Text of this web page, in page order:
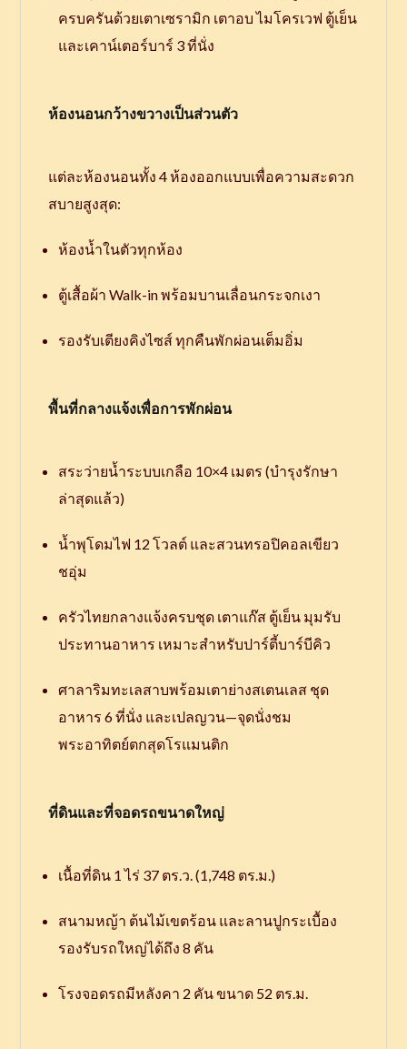
ครบครันด้วยเตาเซรามิก เตาอบ ไมโครเวฟ ตู้เย็น
และเคาน์เตอร์บาร์ 3 ที่นั่ง
ห้องนอนกว้างขวางเป็นส่วนตัว
แต่ละห้องนอนทั้ง 4 ห้องออกแบบเพื่อความสะดวก
สบายสูงสุด:
ห้องน้ำในตัวทุกห้อง
ตู้เสื้อผ้า Walk-in พร้อมบานเลื่อนกระจกเงา
รองรับเตียงคิงไซส์ ทุกคืนพักผ่อนเต็มอิ่ม
พื้นที่กลางแจ้งเพื่อการพักผ่อน
สระว่ายน้ำระบบเกลือ 10×4 เมตร (บำรุงรักษา
ล่าสุดแล้ว)
น้ำพุโดมไฟ 12 โวลต์ และสวนทรอปิคอลเขียว
ชอุ่ม
ครัวไทยกลางแจ้งครบชุด เตาแก๊ส ตู้เย็น มุมรับ
ประทานอาหาร เหมาะสำหรับปาร์ตี้บาร์บีคิว
ศาลาริมทะเลสาบพร้อมเตาย่างสเตนเลส ชุด
อาหาร 6 ที่นั่ง และเปลญวน—จุดนั่งชม
พระอาทิตย์ตกสุดโรแมนติก
ที่ดินและที่จอดรถขนาดใหญ่
เนื้อที่ดิน 1 ไร่ 37 ตร.ว. (1,748 ตร.ม.)
สนามหญ้า ต้นไม้เขตร้อน และลานปูกระเบื้อง
รองรับรถใหญ่ได้ถึง 8 คัน
โรงจอดรถมีหลังคา 2 คัน ขนาด 52 ตร.ม.